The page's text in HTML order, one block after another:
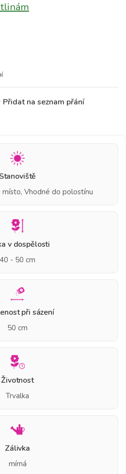
Přidat na seznam přání
Stanoviště
místo, Vhodné do polostínu
v dospělosti
40 - 50 cm
při sázení
50 cm
Životnost
Trvalka
Zálivka
mírná